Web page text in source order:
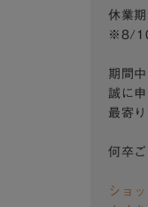
休業
※8/10
期間
誠に
最寄
何卒
ショ